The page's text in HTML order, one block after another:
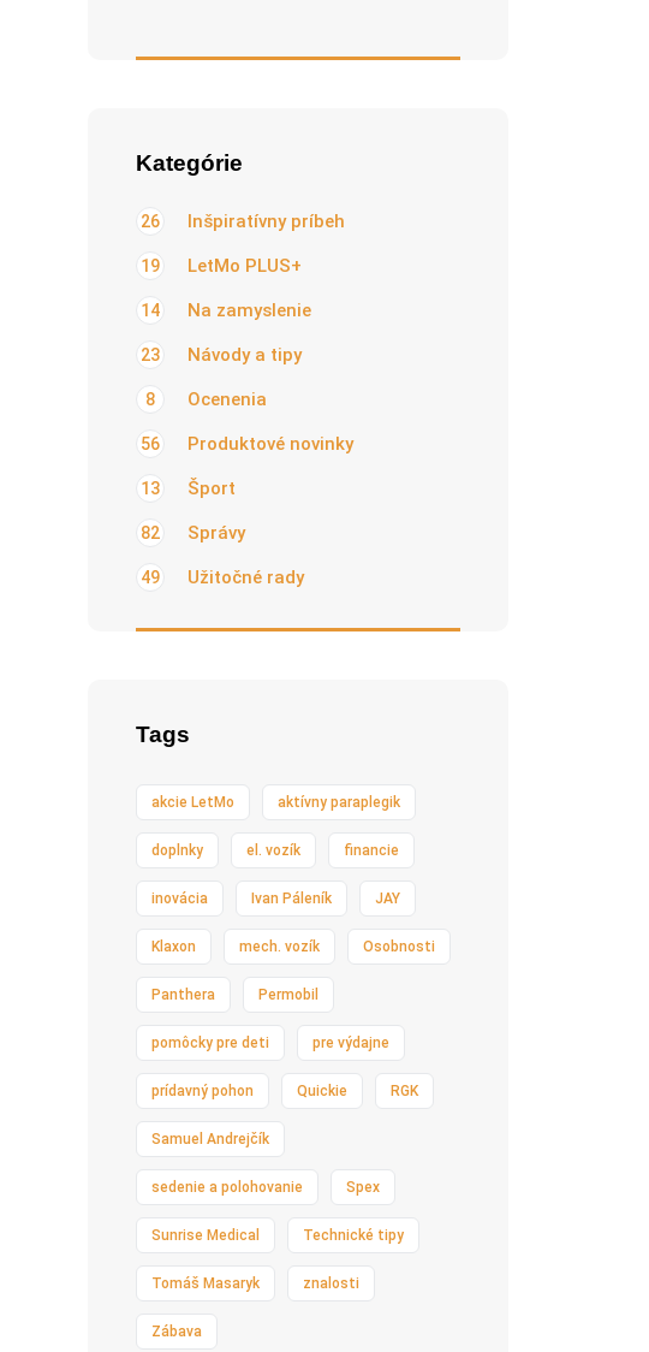
Kategórie
Inšpiratívny príbeh
26
LetMo PLUS+
19
Na zamyslenie
14
Návody a tipy
23
Ocenenia
8
Produktové novinky
56
Šport
13
Správy
82
Užitočné rady
49
Tags
akcie LetMo aktívny paraplegik
doplnky el. vozík financie
inovácia Ivan Páleník JAY
Klaxon mech. vozík Osobnosti
Panthera Permobil
pomôcky pre deti pre výdajne
prídavný pohon Quickie RGK
Samuel Andrejčík
sedenie a polohovanie Spex
Sunrise Medical Technické tipy
Tomáš Masaryk znalosti
Zábava